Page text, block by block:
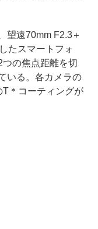
望遠70mm F2.3＋
たスマートフォ
の焦点距離を切
いる。各カメラの
＊コーティングが